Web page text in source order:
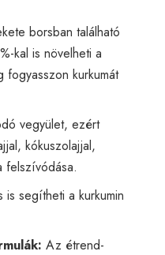
borsban található
kal is növelheti a
fogyasszon kurkumát
vegyület, ezért
kókuszolajjal,
felszívódása.
is segítheti a kurkumin
Az étrend-